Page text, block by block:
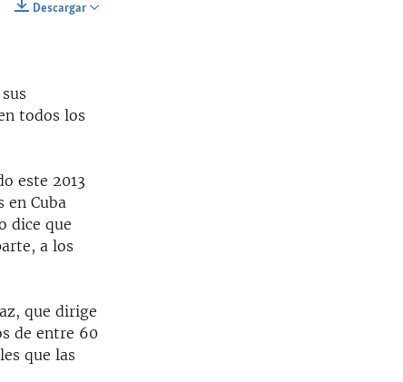
Descargar
todos los
este 2013
en Cuba
dice que
a los
que dirige
de entre 60
que las